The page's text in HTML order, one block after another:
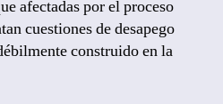
afectadas por el proceso
cuestiones de desapego
construido en la